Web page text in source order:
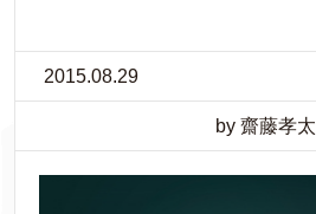
2015.08.29
by 齋藤孝太